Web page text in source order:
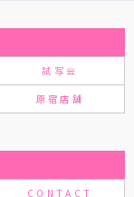
試写会
原宿店舗
CONTACT